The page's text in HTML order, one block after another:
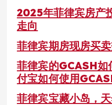
2025年菲律宾房产
走向
菲律宾期房现房买
菲律宾的GCASH如
付宝如何使用
菲律宾宝藏小岛，